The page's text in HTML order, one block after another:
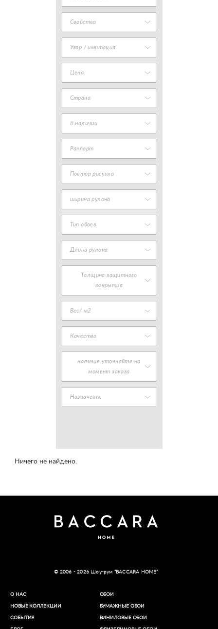
Свойства
Узор / имитация
Цена
Страна
В наличии
Раппорт
Повтор рисунка
ширина рулона
Тип обоев
Длина рулона
Толщина защитного
покрытия
Вес/ м2
Качество
наличие уточняйте на
момент заказа
Назначение
Ничего не найдено.
© 2006 - 2026 Шоу-рум “BACCARA HOME”
О НАС
НОВЫЕ КОЛЛЕКЦИИ
СОБЫТИЯ
ОБОИ
БУМАЖНЫЕ ОБОИ
ВИНИЛОВЫЕ ОБОИ​